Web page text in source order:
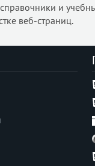
и
веб-страниц.